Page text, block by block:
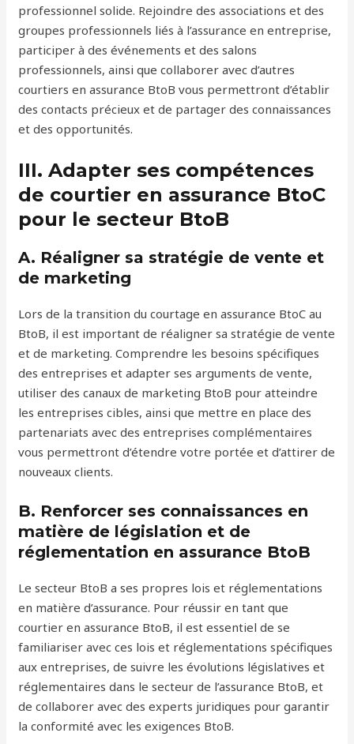
professionnel solide. Rejoindre des associations et des
groupes professionnels liés à l’assurance en entreprise,
participer à des événements et des salons
professionnels, ainsi que collaborer avec d’autres
courtiers en assurance BtoB vous permettront d’établir
des contacts précieux et de partager des connaissances
et des opportunités.
III. Adapter ses compétences
de courtier en assurance BtoC
pour le secteur BtoB
A. Réaligner sa stratégie de vente et
de marketing
Lors de la transition du courtage en assurance BtoC au
BtoB, il est important de réaligner sa stratégie de vente
et de marketing. Comprendre les besoins spécifiques
des entreprises et adapter ses arguments de vente,
utiliser des canaux de marketing BtoB pour atteindre
les entreprises cibles, ainsi que mettre en place des
partenariats avec des entreprises complémentaires
vous permettront d’étendre votre portée et d’attirer de
nouveaux clients.
B. Renforcer ses connaissances en
matière de législation et de
réglementation en assurance BtoB
Le secteur BtoB a ses propres lois et réglementations
en matière d’assurance. Pour réussir en tant que
courtier en assurance BtoB, il est essentiel de se
familiariser avec ces lois et réglementations spécifiques
aux entreprises, de suivre les évolutions législatives et
réglementaires dans le secteur de l’assurance BtoB, et
de collaborer avec des experts juridiques pour garantir
la conformité avec les exigences BtoB.